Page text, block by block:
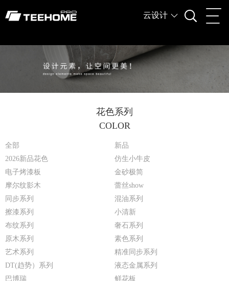
云设计
花色系列
COLOR
全部
新品
2026新品花色
仿生小牛皮
电子烤漆板
金砂极简
摩尔纹影木
蕾丝show
同步系列
混油系列
擦漆系列
小清新
布纹系列
奢石系列
原木系列
素色系列
艺术系列
精准同步系列
DT(趋势）系列
液态金属系列
巴博瑞
鲜花板